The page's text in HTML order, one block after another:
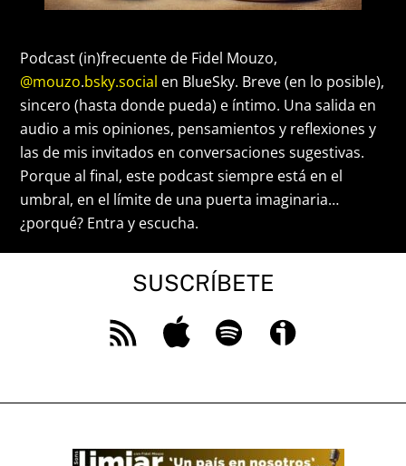
Podcast (in)frecuente de Fidel Mouzo,
@mouzo.bsky.social en BlueSky. Breve (en lo posible),
sincero (hasta donde pueda) e íntimo. Una salida en
audio a mis opiniones, pensamientos y reflexiones y
las de mis invitados en conversaciones sugestivas.
Porque al final, este podcast siempre está en el
umbral, en el límite de una puerta imaginaria…
¿porqué? Entra y escucha.
SUSCRÍBETE
Feed
Apple Spotify Ivoox